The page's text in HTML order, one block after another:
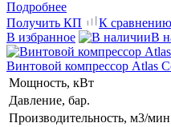
Подробнее
Получить КП
К сравнению
В избранное
В
Винтовой компрессор Atlas
Мощность, кВт
Давление, бар.
Производительность, м3/мин